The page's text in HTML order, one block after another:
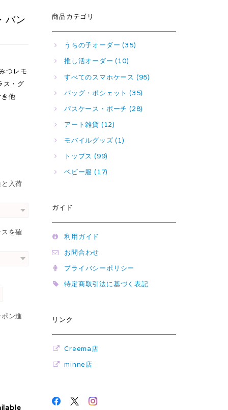
バン
つレモ
ス・グ
他
入荷
を確
ン進
商品カテゴリ
うちの子オーダー (35)
推し活オーダー (10)
すべてのスマホケース (95)
バッグ・ポシェット (35)
パスケース・ポーチ (28)
アート雑貨 (12)
モバイルグッズ (1)
トップス (99)
ベビー服 (17)
ガイド
利用ガイド
お問合わせ
プライバシーポリシー
特定商取引法に基づく表記
リンク
Creema店
minne店